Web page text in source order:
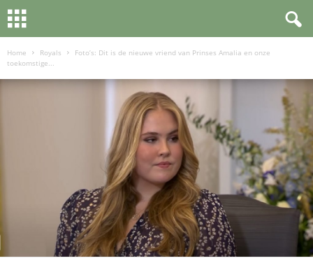
Home Royals
Foto’s: Dit is de nieuwe vriend van Prinses Amalia en onze
toekomstige...